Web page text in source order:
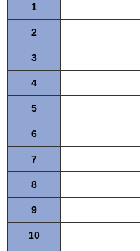
1
2
3
4
5
6
7
8
9
10